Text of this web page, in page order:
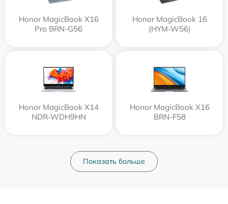
Honor MagicBook X16
Pro BRN-G56
Honor MagicBook 16
(HYM-W56)
Honor MagicBook X14
NDR-WDH9HN
Honor MagicBook X16
BRN-F58
Показать больше